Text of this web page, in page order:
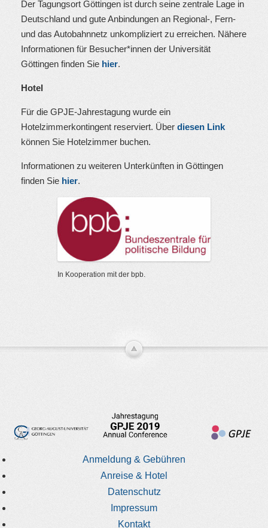
Der Tagungsort Göttingen ist durch seine zentrale Lage in
Deutschland und gute Anbindungen an Regional-, Fern-
und das Autobahnnetz unkompliziert zu erreichen. Nähere
Informationen für Besucher*innen der Universität
Göttingen finden Sie hier.
Hotel
Für die GPJE-Jahrestagung wurde ein
Hotelzimmerkontingent reserviert. Über diesen Link
können Sie Hotelzimmer buchen.
Informationen zu weiteren Unterkünften in Göttingen
finden Sie hier.
In Kooperation mit der bpb.
Anmeldung & Gebühren
Anreise & Hotel
Datenschutz
Impressum
Kontakt